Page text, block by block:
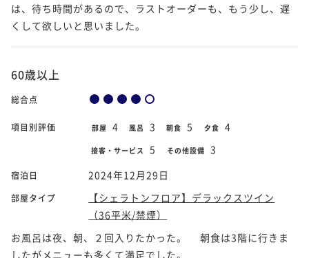
は、待ち時間があるので、ラストオーダーも、もう少し、遅
くして欲しいと思いました。
60歳以上
総合点
項目別評価 部屋 4 風呂 3 朝食 5 夕食 4
接客・サービス 5 その他設備 3
宿泊日 2024年12月29日
部屋タイプ
【シェラトンフロア】デラックスツイン
（36平米/禁煙）
お風呂は夜、朝、２回入りたかった。 朝食は3階に行きま
したがメニューも多くて満足でした。